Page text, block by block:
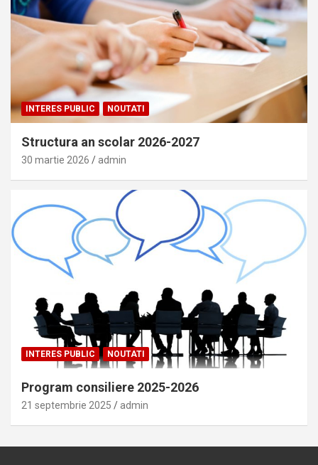
INTERES PUBLIC NOUTATI
Structura an scolar 2026-2027
30 martie 2026 admin
INTERES PUBLIC NOUTATI
Program consiliere 2025-2026
21 septembrie 2025 admin